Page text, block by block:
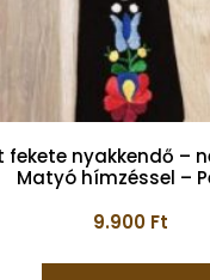
fekete nyakkendő –
Matyó hímzéssel –
9.900 Ft